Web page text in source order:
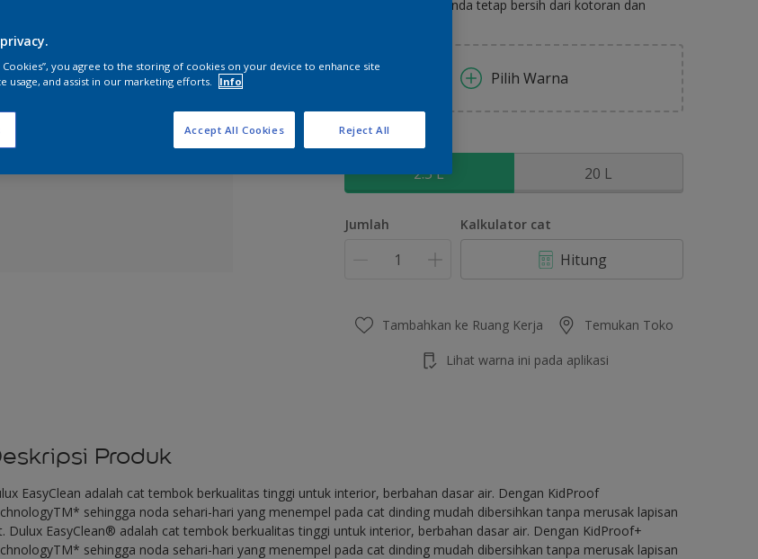
menjaga dinding anda tetap bersih dari kotoran dan
Pilih Warna
2.5 L 20 L
Jumlah Kalkulator cat
Hitung
Tambahkan ke Ruang Kerja Temukan Toko
Lihat warna ini pada aplikasi
Produk
EasyClean adalah cat tembok berkualitas tinggi untuk interior, berbahan dasar air. Dengan KidProof
sehingga noda sehari-hari yang menempel pada cat dinding mudah dibersihkan tanpa merusak lapisan
Dulux EasyClean® adalah cat tembok berkualitas tinggi untuk interior, berbahan dasar air. Dengan KidProof+
sehingga noda sehari-hari yang menempel pada cat dinding mudah dibersihkan tanpa merusak lapisan
Cookies”, you agree to the storing of cookies on your device to enhance site
usage, and assist in our marketing efforts.
Info
Reject All
Accept All Cookies